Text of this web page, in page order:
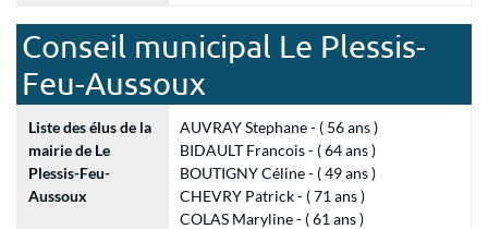
Conseil municipal Le Plessis-
Feu-Aussoux
Liste des élus de la
mairie de Le
Plessis-Feu-
Aussoux
AUVRAY Stephane - ( 56 ans )
BIDAULT Francois - ( 64 ans )
BOUTIGNY Céline - ( 49 ans )
CHEVRY Patrick - ( 71 ans )
COLAS Maryline - ( 61 ans )